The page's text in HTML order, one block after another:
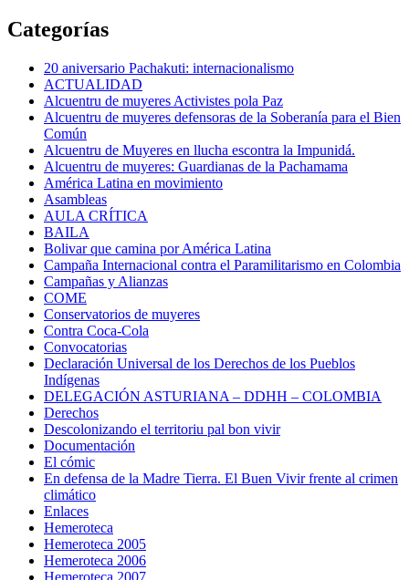
Categorías
20 aniversario Pachakuti: internacionalismo
ACTUALIDAD
Alcuentru de muyeres Activistes pola Paz
Alcuentru de muyeres defensoras de la Soberanía para el Bien
Común
Alcuentru de Muyeres en llucha escontra la Impunidá.
Alcuentru de muyeres: Guardianas de la Pachamama
América Latina en movimiento
Asambleas
AULA CRÍTICA
BAILA
Bolivar que camina por América Latina
Campaña Internacional contra el Paramilitarismo en Colombia
Campañas y Alianzas
COME
Conservatorios de muyeres
Contra Coca-Cola
Convocatorias
Declaración Universal de los Derechos de los Pueblos
Indígenas
DELEGACIÓN ASTURIANA – DDHH – COLOMBIA
Derechos
Descolonizando el territoriu pal bon vivir
Documentación
El cómic
En defensa de la Madre Tierra. El Buen Vivir frente al crimen
climático
Enlaces
Hemeroteca
Hemeroteca 2005
Hemeroteca 2006
Hemeroteca 2007